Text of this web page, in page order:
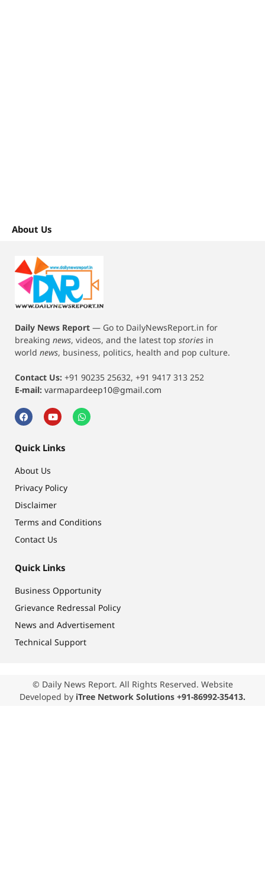
About Us
Daily News Report — Go to DailyNewsReport.in for
breaking news, videos, and the latest top stories in
world news, business, politics, health and pop culture.
Contact Us: +91 90235 25632, +91 9417 313 252
E-mail: varmapardeep10@gmail.com
Quick Links
About Us
Privacy Policy
Disclaimer
Terms and Conditions
Contact Us
Quick Links
Business Opportunity
Grievance Redressal Policy
News and Advertisement
Technical Support
© Daily News Report. All Rights Reserved. Website
Developed by iTree Network Solutions +91-86992-35413.